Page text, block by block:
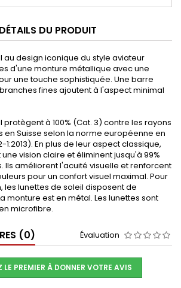
DÉTAILS DU PRODUIT
au design iconique du style aviateur
d'une monture métallique avec une
une touche sophistiquée. Une barre
fines ajoutent à l'aspect minimal
protègent à 100% (Cat. 3) contre les rayons
en Suisse selon la norme européenne en
1:2013). En plus de leur aspect classique,
vision claire et éliminent jusqu'à 99%
Ils améliorent l'acuité visuelle et renforcent
pour un confort visuel maximal. Pour
les lunettes de soleil disposent de
monture est en métal. Les lunettes sont
microfibre.
(0) Évaluation
LE PREMIER À DONNER VOTRE AVIS